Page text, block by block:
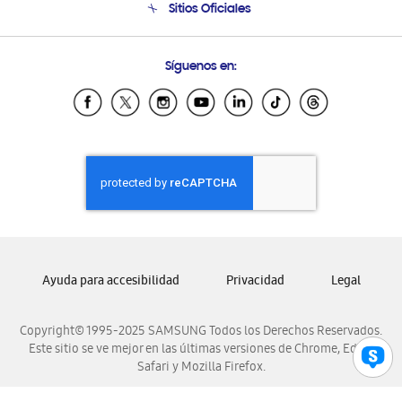
Soporte vía eMail
Sitios Oficiales
Samsung Ecuador
Samsung El Salvador
Samsung Honduras
Samsung Nicaragua
Samsung Panamá
Samsung Venezuela
Síguenos en:
Copyright© 1995-2025 SAMSUNG Todos los Derechos Reservados.
Este sitio se ve mejor en las últimas versiones de Chrome, Edge,
Safari y Mozilla Firefox.
Ayuda para accesibilidad Privacidad Legal